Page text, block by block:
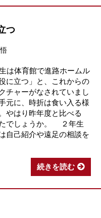
つ
は体育館で進路ホームル
に立つ」と、これからの
チャーがなされていまし
元に、時折は食い入る様
やはり昨年度と比べる
でしょうか。 ２年生
自己紹介や遠足の相談を
続きを読む